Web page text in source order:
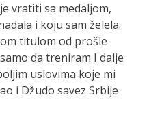
vratiti sa medaljom,
i koju sam želela.
titulom od prošle
da treniram I dalje
uslovima koje mi
i Džudo savez Srbije